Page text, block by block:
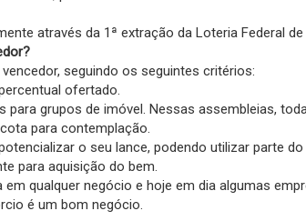
através da 1ª extração da Loteria Federal de
seguindo os seguintes critérios:
ofertado.
para grupos de imóvel. Nessas assembleias,
para contemplação.
o seu lance, podendo utilizar parte
para aquisição do bem.
qualquer negócio e hoje em dia algumas
é um bom negócio.